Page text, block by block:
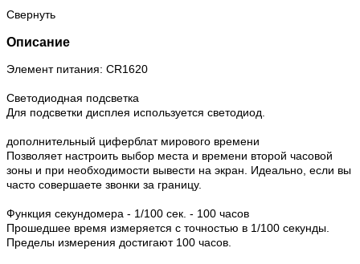
Свернуть
Описание
Элемент питания: CR1620
Светодиодная подсветка
Для подсветки дисплея используется светодиод.
дополнительный циферблат мирового времени
Позволяет настроить выбор места и времени второй часовой
зоны и при необходимости вывести на экран. Идеально, если вы
часто совершаете звонки за границу.
Функция секундомера - 1/100 сек. - 100 часов
Прошедшее время измеряется с точностью в 1/100 секунды.
Пределы измерения достигают 100 часов.